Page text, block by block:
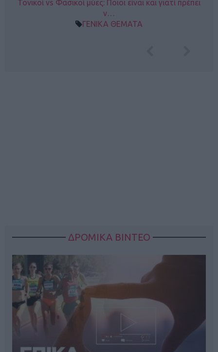
Τονικοί vs Φασικοί μύες: Ποιοι είναι και γιατί πρέπει
ν…
ΓΕΝΙΚΑ ΘΕΜΑΤΑ
ΔΡΟΜΙΚΑ ΒΙΝΤΕΟ